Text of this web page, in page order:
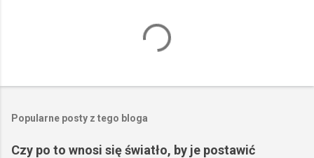
Popularne posty z tego bloga
Czy po to wnosi się światło, by je postawić